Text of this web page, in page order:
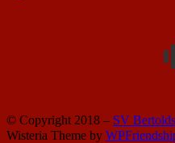
© Copyright 2018 – SV
Wisteria Theme by